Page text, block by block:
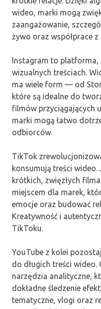
wideo, marki mogą
zaangażowanie,
żywo oraz współprace
Instagram to
wizualnych treściach.
ma wiele form — od
które są idealne do
filmów przyciągających
marki mogą łatwo
odbiorców.
TikTok
konsumują treści
krótkich, zwięzłych
miejscem dla marek,
emocje oraz budować
Kreatywność i
TikToku.
YouTube z kolei
do długich treści wideo.
narzędzia analityczne,
dokładne śledzenie
tematyczne, vlogi oraz